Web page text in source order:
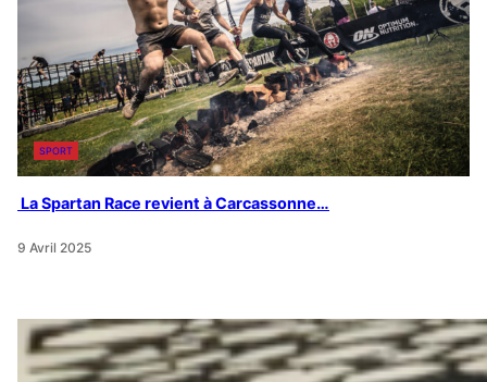
SPORT
La Spartan Race revient à Carcassonne…
9 Avril 2025